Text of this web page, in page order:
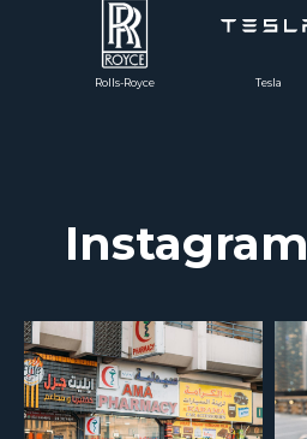
Tesla
Rolls-Royce
Instagram